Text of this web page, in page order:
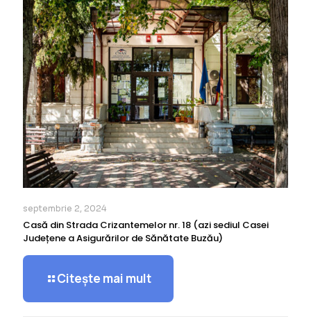
septembrie 2, 2024
Casă din Strada Crizantemelor nr. 18 (azi sediul Casei
Județene a Asigurărilor de Sănătate Buzău)
Citește mai mult